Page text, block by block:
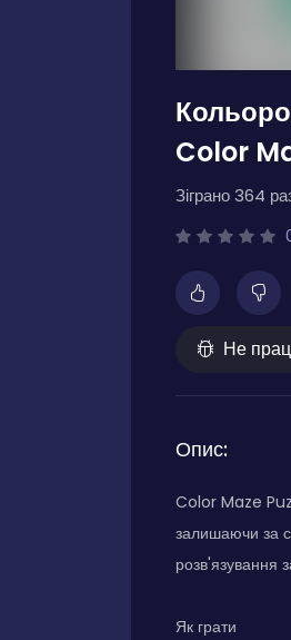
Color
Зіграно 364
Не
Опис:
Color Maze
залишаючи за
розв'язування
Як грати